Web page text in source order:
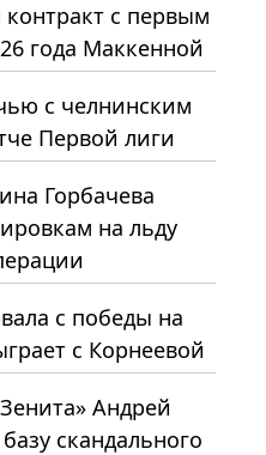
контракт с первым
года Маккенной
с челнинским
Первой лиги
Горбачева
на льду
с победы на
с Корнеевой
Андрей
скандального